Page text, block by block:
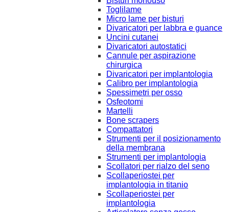
Toglilame
Micro lame per bisturi
Divaricatori per labbra e guance
Uncini cutanei
Divaricatori autostatici
Cannule per aspirazione
chirurgica
Divaricatori per implantologia
Calibro per implantologia
Spessimetri per osso
Osfeotomi
Martelli
Bone scrapers
Compattatori
Strumenti per il posizionamento
della membrana
Strumenti per implantologia
Scollatori per rialzo del seno
Scollaperiostei per
implantologia in titanio
Scollaperiostei per
implantologia